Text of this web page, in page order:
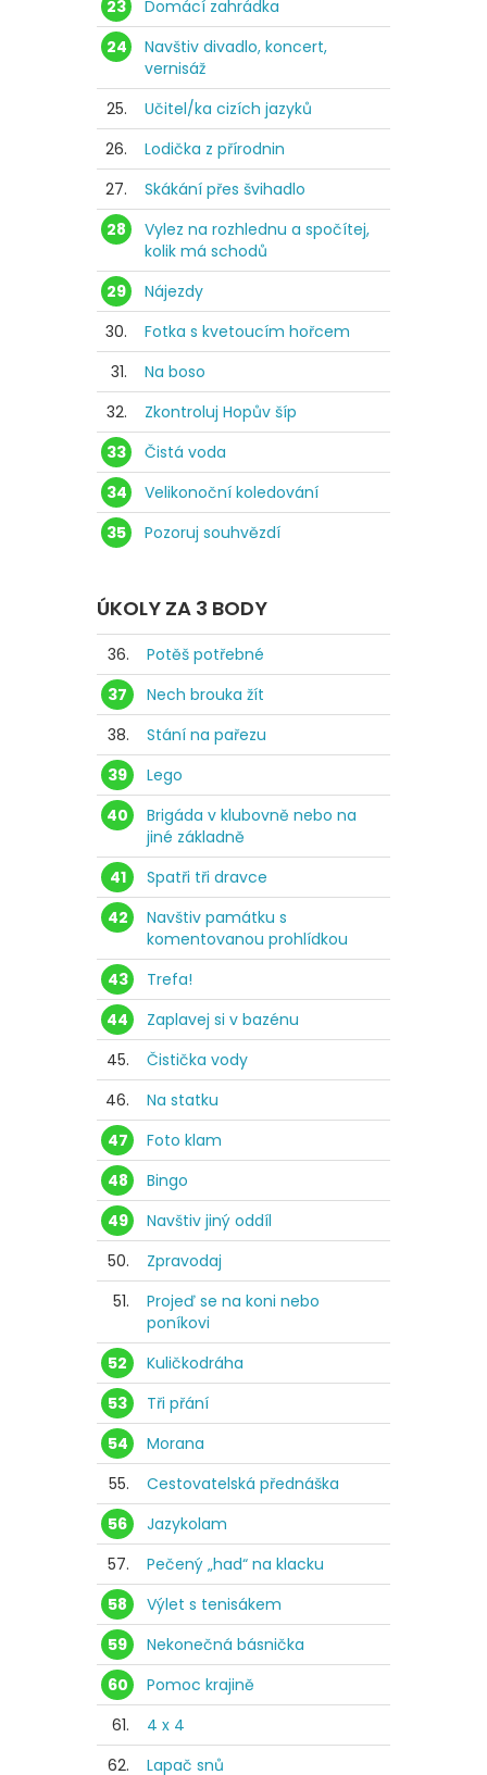
23
Domácí zahrádka
24
Navštiv divadlo, koncert,
vernisáž
25.
Učitel/ka cizích jazyků
26.
Lodička z přírodnin
27.
Skákání přes švihadlo
28
Vylez na rozhlednu a spočítej,
kolik má schodů
29
Nájezdy
30.
Fotka s kvetoucím hořcem
31.
Na boso
32.
Zkontroluj Hopův šíp
33
Čistá voda
34
Velikonoční koledování
35
Pozoruj souhvězdí
ÚKOLY ZA 3 BODY
36.
Potěš potřebné
37
Nech brouka žít
38.
Stání na pařezu
39
Lego
40
Brigáda v klubovně nebo na
jiné základně
41
Spatři tři dravce
42
Navštiv památku s
komentovanou prohlídkou
43
Trefa!
44
Zaplavej si v bazénu
45.
Čistička vody
46.
Na statku
47
Foto klam
48
Bingo
49
Navštiv jiný oddíl
50.
Zpravodaj
51.
Projeď se na koni nebo
poníkovi
52
Kuličkodráha
53
Tři přání
54
Morana
55.
Cestovatelská přednáška
56
Jazykolam
57.
Pečený „had“ na klacku
58
Výlet s tenisákem
59
Nekonečná básnička
60
Pomoc krajině
61.
4 x 4
62.
Lapač snů